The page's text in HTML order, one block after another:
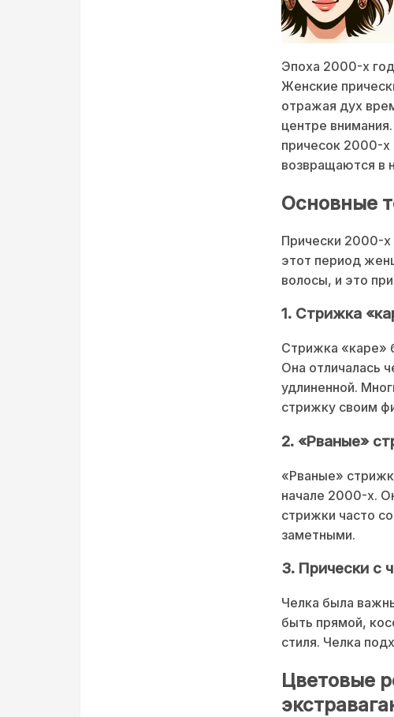
Эпоха 2000-х
Женские
отражая дух
центре
причесок 2000-х
возвращаются в
Основные
Прически 2000-х
этот период
волосы, и это
1. Стрижка
Стрижка «каре»
Она отличалась
удлиненной.
стрижку своим
2. «Рваные»
«Рваные»
начале 2000-х.
стрижки часто
заметными.
3. Прически с
Челка была
быть прямой,
стиля. Челка
Цветовые